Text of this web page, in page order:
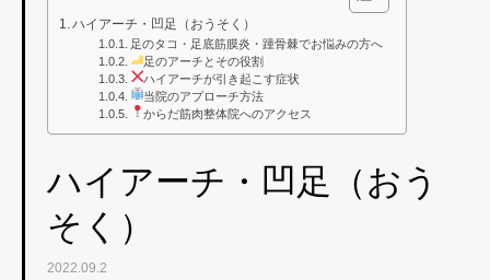
ハイアーチ・凹足（おうそく）
足のタコ・足底筋膜炎・踵骨棘でお悩みの方へ
足のアーチとその役割
ハイアーチが引き起こす症状
当院のアプローチ方法
からだ筋肉整体院へのアクセス
ハイアーチ・凹足（おう
そく）
2022.09.2